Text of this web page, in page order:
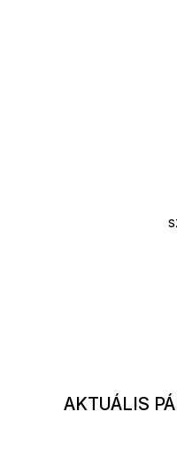
AKTUÁLIS